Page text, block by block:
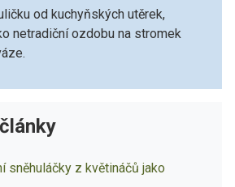
od kuchyňských utěrek,
netradiční ozdobu na stromek
sněhuláčky z květináčů jako